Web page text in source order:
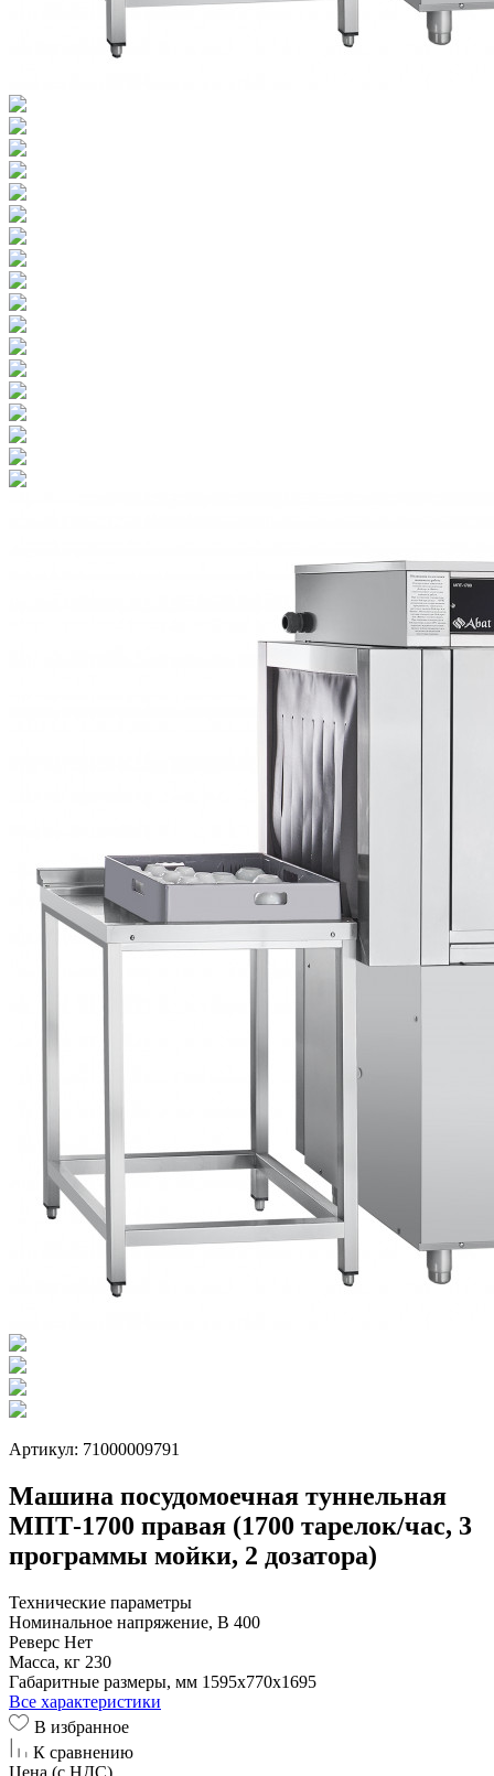
Артикул: 71000009791
Машина посудомоечная туннельная
МПТ-1700 правая (1700 тарелок/час, 3
программы мойки, 2 дозатора)
Технические параметры
Номинальное напряжение, В 400
Реверс Нет
Масса, кг 230
Габаритные размеры, мм 1595x770x1695
Все характеристики
В избранное
К сравнению
Цена (с НДС)